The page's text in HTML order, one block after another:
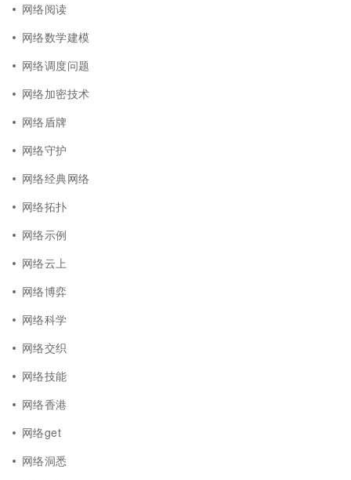
网络阅读
网络数学建模
网络调度问题
网络加密技术
网络盾牌
网络守护
网络经典网络
网络拓扑
网络示例
网络云上
网络博弈
网络科学
网络交织
网络技能
网络香港
网络get
网络洞悉